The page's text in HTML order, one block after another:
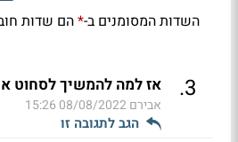
השדות המסומנים ב-*הם שדות
3
. אז למה להמשיך לסחוט
אבירם08/08/2022 15:26
הגב לתגובה זו